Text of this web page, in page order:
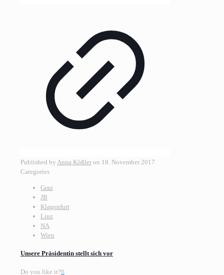
Published by Anna Kößler on 18. November 2017
Categories
Graz
JB
Klagenfurt
Linz
NA
Wien
Unsere Präsidentin stellt sich vor
Do you like it?0